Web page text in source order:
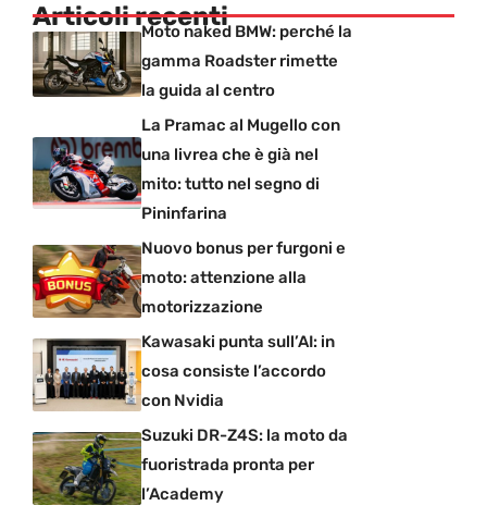
Articoli recentiMoto naked BMW: perché la
gamma Roadster rimette
la guida al centro
La Pramac al Mugello con
una livrea che è già nel
mito: tutto nel segno di
Pininfarina
Nuovo bonus per furgoni e
moto: attenzione alla
motorizzazione
Kawasaki punta sull’AI: in
cosa consiste l’accordo
con Nvidia
Suzuki DR-Z4S: la moto da
fuoristrada pronta per
l’Academy